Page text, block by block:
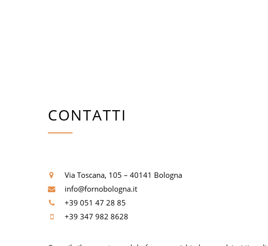
CONTATTI
Via Toscana, 105 – 40141 Bologna
info@fornobologna.it
+39 051 47 28 85
+39 347 982 8628